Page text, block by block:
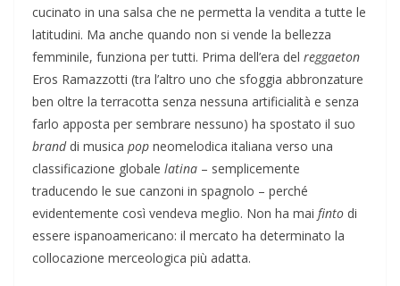
cucinato in una salsa che ne permetta la vendita a tutte le
latitudini. Ma anche quando non si vende la bellezza
femminile, funziona per tutti. Prima dell’era del reggaeton
Eros Ramazzotti (tra l’altro uno che sfoggia abbronzature
ben oltre la terracotta senza nessuna artificialità e senza
farlo apposta per sembrare nessuno) ha spostato il suo
branddi musica pop neomelodica italiana verso una
classificazione globale latina – semplicemente
traducendo le sue canzoni in spagnolo – perché
evidentemente così vendeva meglio. Non ha mai finto di
essere ispanoamericano: il mercato ha determinato la
collocazione merceologica più adatta.